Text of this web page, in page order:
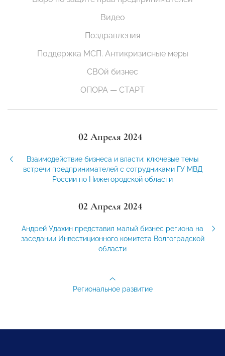
Видео
Поздравления
Поддержка МСП. Антикризисные меры
СВОй бизнес
ОПОРА — СТАРТ
02 Апреля 2024
Взаимодействие бизнеса и власти: ключевые темы
встречи предпринимателей с сотрудниками ГУ МВД
России по Нижегородской области
02 Апреля 2024
Андрей Удахин представил малый бизнес региона на
заседании Инвестиционного комитета Волгоградской
области
Региональное развитие